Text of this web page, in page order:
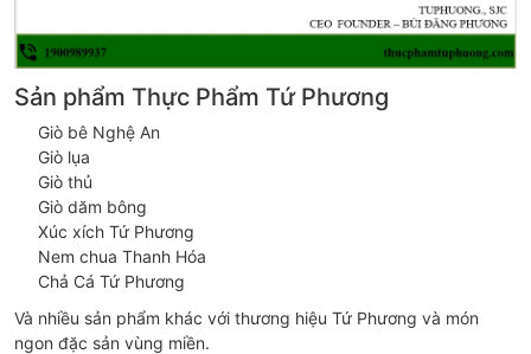
Sản phẩm Thực Phẩm Tứ Phương
Giò bê Nghệ An
Giò lụa
Giò thủ
Giò dăm bông
Xúc xích Tứ Phương
Nem chua Thanh Hóa
Chả Cá Tứ Phương
Và nhiều sản phẩm khác với thương hiệu Tứ Phương và món
ngon đặc sản vùng miền.